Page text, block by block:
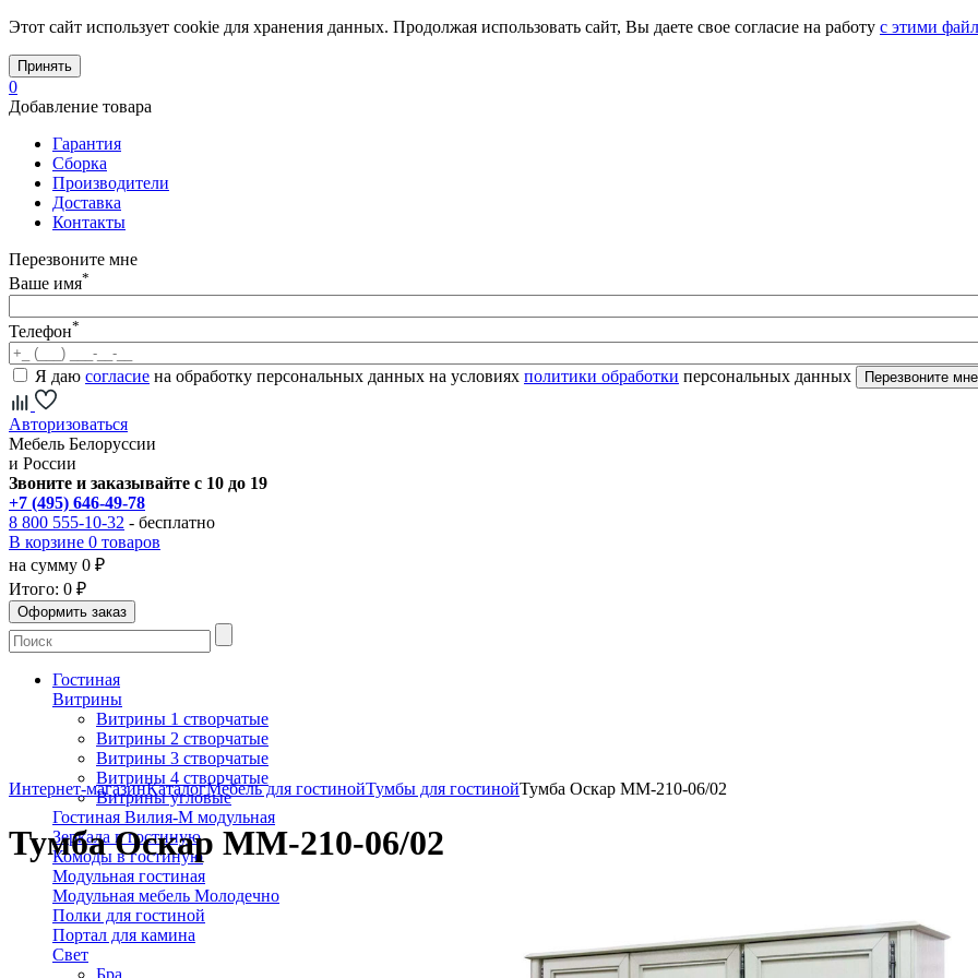
Этот сайт использует cookie для хранения данных. Продолжая использовать сайт, Вы даете свое согласие на работу с этими
Принять
0
Добавление товара
Гарантия
Сборка
Производители
Доставка
Контакты
Перезвоните мне
Ваше имя*
Телефон*
Я даю согласие на обработку персональных данных на условиях политики обработки персональных данных
Авторизоваться
Мебель Белоруссии
и России
Звоните и заказывайте с 10 до 19
+7 (495) 646-49-78
8 800 555-10-32 - бесплатно
В корзине 0 товаров
на сумму 0 ₽
Итого: 0 ₽
Гостиная
Витрины
Витрины 1 створчатые
Витрины 2 створчатые
Витрины 3 створчатые
Витрины 4 створчатые
Витрины угловые
Гостиная Вилия-М модульная
Зеркала в гостиную
Комоды в гостиную
Модульная гостиная
Модульная мебель Молодечно
Полки для гостиной
Портал для камина
Свет
Интернет-магазинКаталогМебель для гостинойТумбы для гостинойТумба Оскар ММ-210-06/02
Тумба Оскар ММ-210-06/02